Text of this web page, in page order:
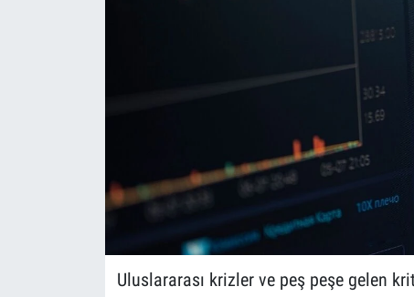
Uluslararası krizler ve peş peşe gelen